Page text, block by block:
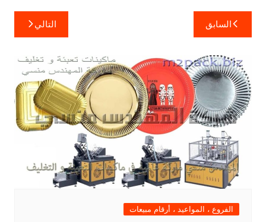
تصفّح
المقالات
السابق التالي
الفروع ، المواعيد ، أرقام مبيعات